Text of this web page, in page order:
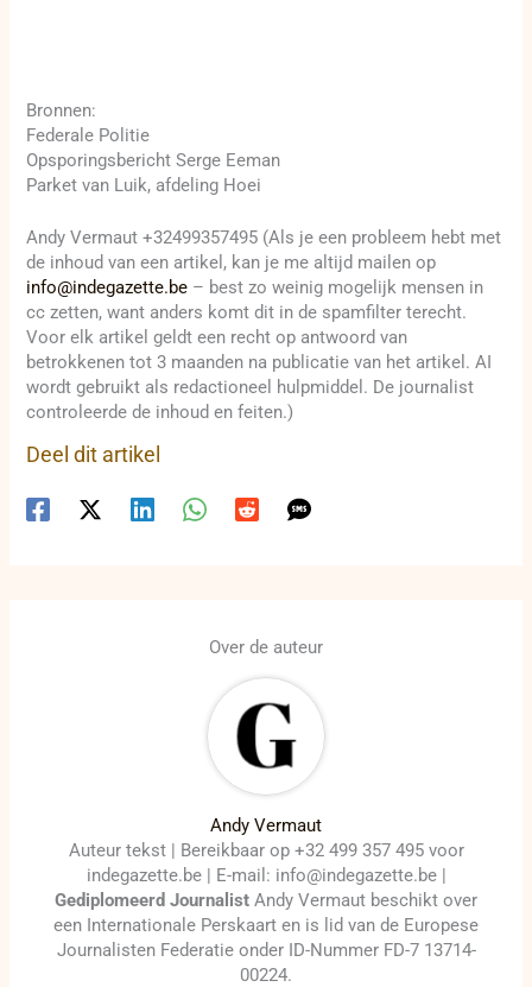
Bronnen:
Federale Politie
Opsporingsbericht Serge Eeman
Parket van Luik, afdeling Hoei
Andy Vermaut +32499357495 (Als je een probleem hebt met
de inhoud van een artikel, kan je me altijd mailen op
info@indegazette.be – best zo weinig mogelijk mensen in
cc zetten, want anders komt dit in de spamfilter terecht.
Voor elk artikel geldt een recht op antwoord van
betrokkenen tot 3 maanden na publicatie van het artikel. AI
wordt gebruikt als redactioneel hulpmiddel. De journalist
controleerde de inhoud en feiten.)
Deel dit artikel
Over de auteur
Andy Vermaut
Auteur tekst | Bereikbaar op +32 499 357 495 voor
indegazette.be | E-mail: info@indegazette.be |
Gediplomeerd Journalist Andy Vermaut beschikt over
een Internationale Perskaart en is lid van de Europese
Journalisten Federatie onder ID-Nummer FD-7 13714-
00224.